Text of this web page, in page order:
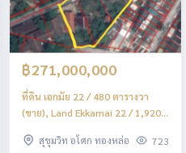
฿271,000,000
ที่ดิน เอกมัย 22 / 480 ตารางวา
(ขาย), Land Ekkamai 22 / 1,920
PALM752
สุขุมวิท อโศก ทองหล่อ 723